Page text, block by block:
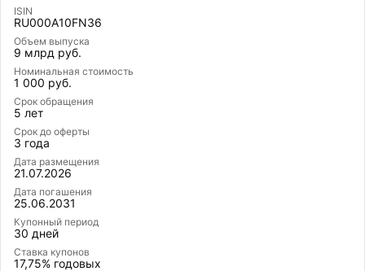
ISIN
RU000A10FN36
Объем выпуска
9 млрд руб.
Номинальная стоимость
1 000 руб.
Срок обращения
5 лет
Срок до оферты
3 года
Дата размещения
21.07.2026
Дата погашения
25.06.2031
Купонный период
30 дней
Ставка купонов
17,75% годовых